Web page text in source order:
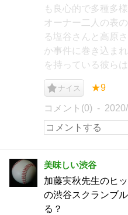
も良心的で多種多
オーナー二人の表
る塩谷さんと高原
か事件に巻き込ま
を持っている彼ら
ナイス ★9
コメント(0)
美味しい渋谷
加藤実秋先生のヒ
の渋谷スクランブ
る？